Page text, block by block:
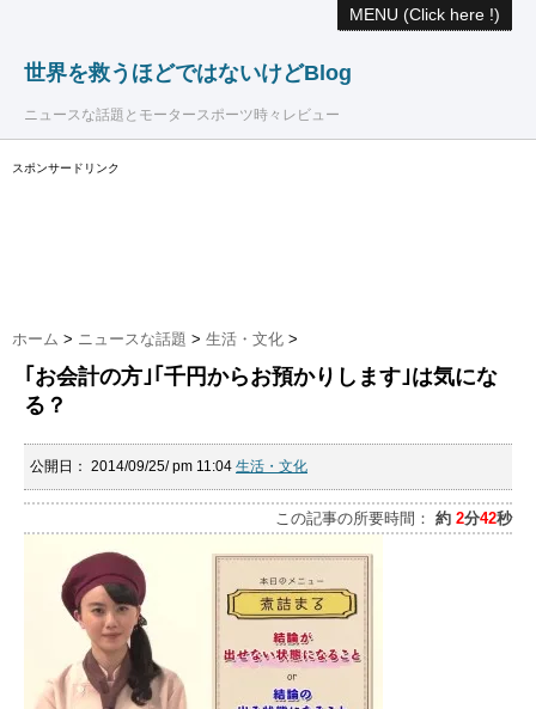
MENU (Click here !)
世界を救うほどではないけどBlog
ニュースな話題とモータースポーツ時々レビュー
スポンサードリンク
ホーム > ニュースな話題 > 生活・文化 >
｢お会計の方｣｢千円からお預かりします｣は気にな
る？
公開日： 2014/09/25/ pm 11:04 生活・文化
この記事の所要時間： 約 2分42秒